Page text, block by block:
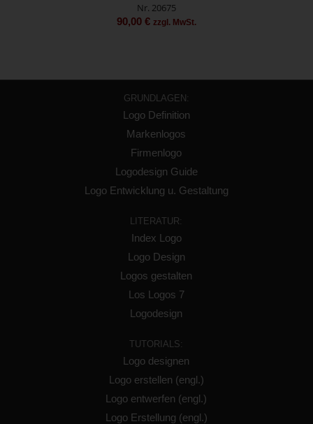
Nr. 20675
90,00 € zzgl. MwSt.
GRUNDLAGEN:
Logo Definition
Markenlogos
Firmenlogo
Logodesign Guide
Logo Entwicklung u. Gestaltung
LITERATUR:
Index Logo
Logo Design
Logos gestalten
Los Logos 7
Logodesign
TUTORIALS:
Logo designen
Logo erstellen (engl.)
Logo entwerfen (engl.)
Logo Erstellung (engl.)